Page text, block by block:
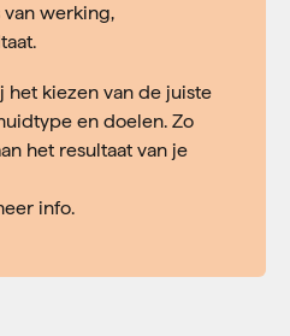
werking,
kiezen van de juiste
en doelen. Zo
het resultaat van je
info.